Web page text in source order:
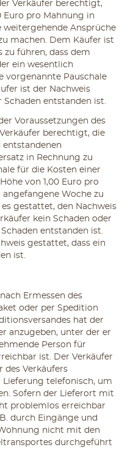
Verkäufer berechtigt,
Euro pro Mahnung in
weitergehende Ansprüche
machen. Dem Käufer ist
zu führen, dass dem
ein wesentlich
vorgenannte Pauschale
ist der Nachweis
entstanden ist.
Voraussetzungen des
berechtigt, die
entstandenen
in Rechnung zu
für die Kosten einer
von 1,00 Euro pro
Woche zu
gestattet, den Nachweis
kein Schaden oder
entstanden ist.
gestattet, dass ein
ist.
Ermessen des
oder per Spedition
hat der
anzugeben, unter der er
Person für
ist. Der Verkäufer
des Verkäufers
telefonisch, um
Sofern der Lieferort mit
problemlos erreichbar
durch Eingänge und
nicht mit den
durchgeführt